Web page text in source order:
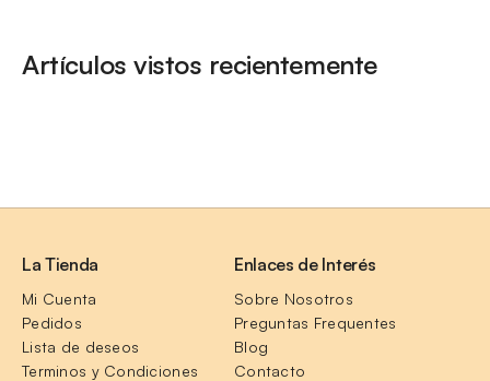
Artículos vistos recientemente
La Tienda
Mi Cuenta
Pedidos
Lista de deseos
Terminos y Condiciones
Enlaces de Interés
Sobre Nosotros
Preguntas Frequentes
Blog
Contacto